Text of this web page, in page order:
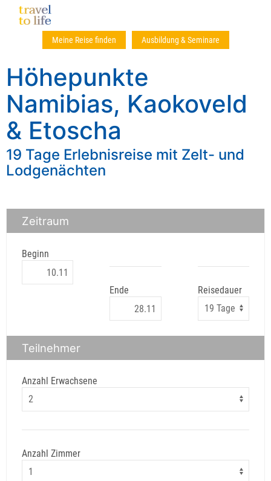
Meine Reise finden Ausbildung & Seminare
Höhepunkte
Namibias, Kaokoveld
& Etoscha
19 Tage Erlebnisreise mit Zelt- und
Lodgenächten
Zeitraum
Beginn
Ende Reisedauer
Teilnehmer
Anzahl Erwachsene
Anzahl Zimmer